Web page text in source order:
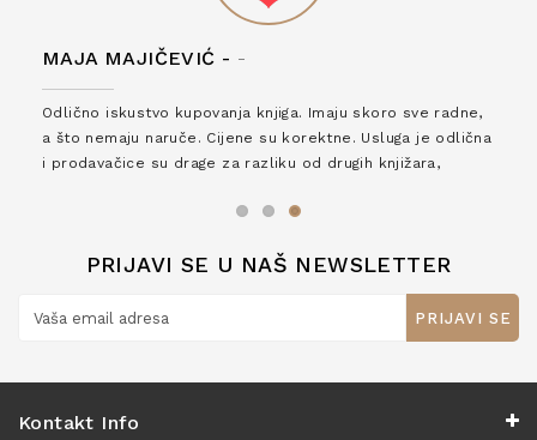
MAJA MAJIČEVIĆ - -
Odlično iskustvo kupovanja knjiga. Imaju skoro sve radne,
a što nemaju naruče. Cijene su korektne. Usluga je odlična
i prodavačice su drage za razliku od drugih knjižara,
PRIJAVI SE U NAŠ NEWSLETTER
PRIJAVI SE
Kontakt Info